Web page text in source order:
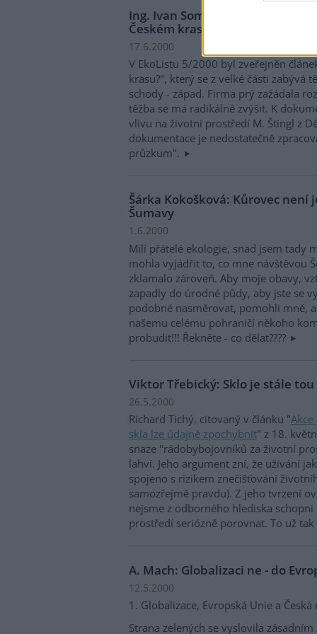
Ing. Ivan Sommer: Reakce na
Českém krasu?" v EkoListu 5/2000
17.6.2000
V EkoListu 5/2000 byl zveřejněn
krasu?", který se z velké části zabývá
schody - západ. Firma prý zažádala
těžba se má radikálně zvýšit. K
vlivu na životní prostředí M. Štingl z
dokumentace je nedostatečně
průzkum".
Šárka Kokošková: Kůrovec
Šumavy
1.6.2000
Milí přátelé ekologie, snad jsem tady
mohla vyjádřit to, co mne návštěvou
zklamalo zároveň. Aby moje obavy,
zapadly do úrodné půdy, aby jste se
podobné nasměrovat, pomohli mně,
našemu celému pohraničí někoho
probudit!!! Řekněte - co dělat????
Viktor Třebický: Sklo je stále
26.5.2000
Richard Tichý, citovaný v článku "
skla lze údajně zpochybnit" z 18.
snaze "rádobybojovníků za životní
lahví. Jeho argument zní, že užívání
spojeno s rizikem znečišťování
samozřejmě pravdu). Z jeho tvrzení
nejsme z odborného hlediska
prostředí seriózně porovnat. To už
A. Mach: Globalizaci ne - do
12.5.2000
1. Globalizace, Evropská Unie a
Strana zelených se vyslovila